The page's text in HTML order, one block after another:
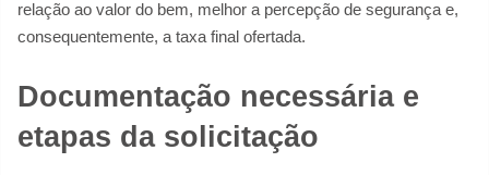
relação ao valor do bem, melhor a percepção de segurança e,
consequentemente, a taxa final ofertada.
Documentação necessária e
etapas da solicitação